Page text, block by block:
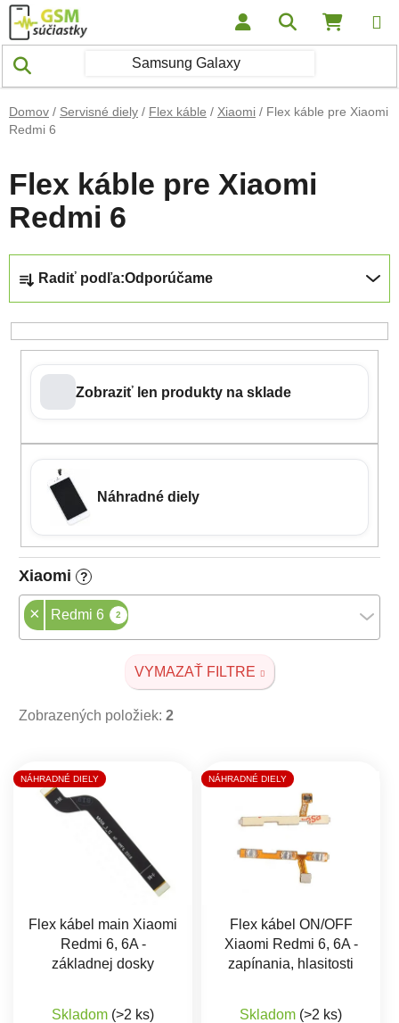
Prejsť na obsah Hľadať
Domov / Servisné diely / Flex káble / Xiaomi / Flex káble pre Xiaomi
Redmi 6
Flex káble pre Xiaomi
Redmi 6
Radiť podľa:Odporúčame
Zobraziť len produkty na sklade
Náhradné diely
Xiaomi ?
× Redmi 6 2
VYMAZAŤ FILTRE
Zobrazených položiek: 2
Výpis produktov
NÁHRADNÉ DIELY
Flex kábel main Xiaomi
Redmi 6, 6A -
základnej dosky
Skladom (>2 ks)
NÁHRADNÉ DIELY
Flex kábel ON/OFF
Xiaomi Redmi 6, 6A -
zapínania, hlasitosti
Skladom (>2 ks)